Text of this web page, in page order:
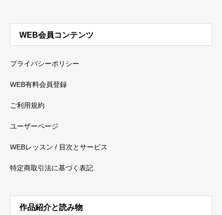
WEB会員コンテンツ
プライバシーポリシー
WEB有料会員登録
ご利用規約
ユーザーページ
WEBレッスン / 目次とサービス
特定商取引法に基づく表記
作品紹介と読み物